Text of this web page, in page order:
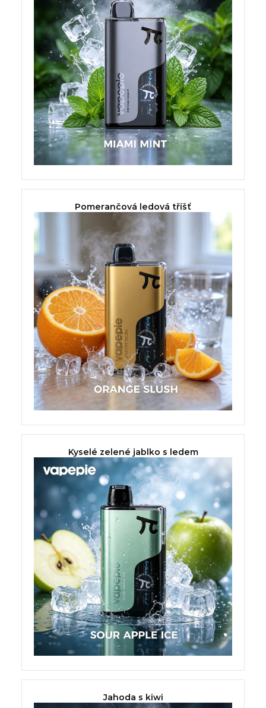
Pomerančová ledová tříšť
Kyselé zelené jablko s ledem
Jahoda s kiwi